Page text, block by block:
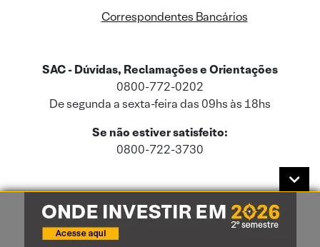
Correspondentes Bancários
SAC - Dúvidas, Reclamações e Orientações
0800-772-0202
De segunda a sexta-feira das 09hs às 18hs
Se não estiver satisfeito:
0800-722-3730
Este site usa cookies e dados pessoais de acordo com a nossaPolítica de
Cookies
e a nossaPolítica de Privacidade.